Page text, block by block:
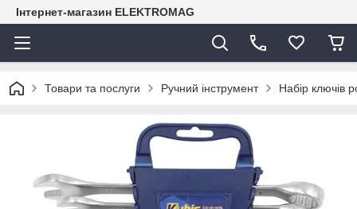
Інтернет-магазин ELEKTROMAG
Товари та послуги Ручний інструмент Набір ключів